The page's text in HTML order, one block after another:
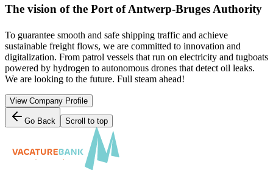
The vision of the Port of Antwerp-Bruges Authority
To guarantee smooth and safe shipping traffic and achieve
sustainable freight flows, we are committed to innovation and
digitalization. From patrol vessels that run on electricity and tugboats
powered by hydrogen to autonomous drones that detect oil leaks.
We are looking to the future. Full steam ahead!
View Company Profile
Go Back Scroll to top